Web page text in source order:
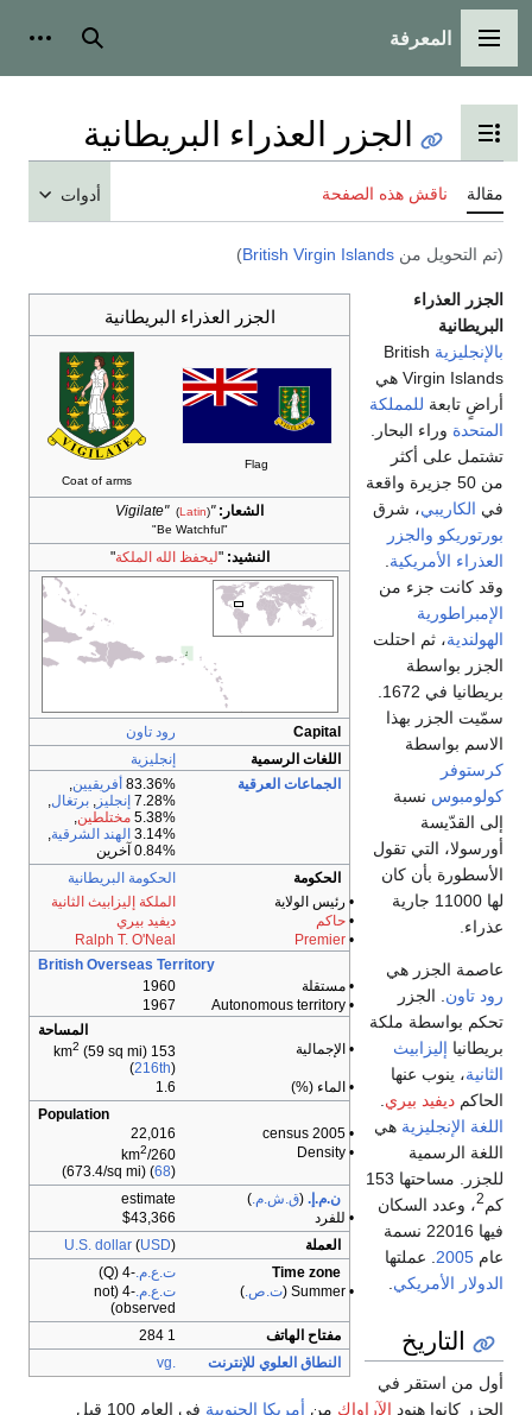
القائمة الرئيسية
المعرفة بحث
تبديل عرض جدول المحتويات
الجزر العذراء البريطانية
مقالة ناقش هذه الصفحة أدوات
(تم التحويل من British Virgin Islands
)
الجزر العذراء البريطانية
Flag
Coat of arms
الشعار:"Vigilate"
(Latin)
"Be Watchful"
النشيد: "ليحفظ الله الملكة"
Capital
رود تاون
اللغات الرسمية
إنجليزية
الجماعات العرقية
83.36% أفريقيين,
7.28% إنجليز,برتغال,
5.38% مختلطين,
3.14% الهند الشرقية,
0.84% آخرين
الحكومة
الحكومة البريطانية
• رئيس الولاية
الملكة إليزابيث الثانية
•حاكم
ديفيد بيري
•
Premier
Ralph T. O'Neal
British Overseas Territory
• مستقلة
1960
• Autonomous territory
1967
المساحة
• الإجمالية
153 km
2 (59 sq mi)
(216th)
• الماء (%)
1.6
Population
• 2005 census
22,016
• Density
260/km
2
(673.4/sq mi) (68)
ن.م.إ. (ق.ش.م.)
estimate
• للفرد
$43,366
العملة
U.S. dollar(USD)
Time zone
ت.ع.م.-4
(Q)
• Summer (
ت.ص.) ت.ع.م.-4
(not
observed)
مفتاح الهاتف
1 284
النطاق العلوي للإنترنت
.vg
الجزر العذراء
البريطانية
بالإنجليزية British
Virgin Islands هي
أراضٍ تابعة للمملكة
المتحدة وراء البحار.
تشتمل على أكثر
من 50 جزيرة واقعة
في الكاريبي، شرق
بورتوريكو والجزر
العذراء الأمريكية
وقد كانت جزء من
الإمبراطورية
الهولندية، ثم احتلت
الجزر بواسطة
سمّيت الجزر بهذا
الاسم بواسطة
كرستوفر
كولومبوس نسبة
إلى القدّيسة
أورسولا، التي تقول
الأسطورة بأن كان
لها 11000 جارية
عذراء.
عاصمة الجزر هي
رود تاون . الجزر
تحكم بواسطة ملكة
بريطانيا إليزابيث
الثانية، ينوب عنها
الحاكم ديفيد بيري
اللغة الإنجليزية هي
اللغة الرسمية
للجزر. مساحتها 153
كم 2، وعدد السكان
فيها 22016 نسمة
عام 2005 . عملتها
الدولار الأمريكي
التاريخ
أول من استقر في
الجزر كانوا هنود الآراواك من أمريكا الجنوبية
في العام 100 قبل